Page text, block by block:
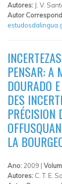
Autores: J. V.
Autor
PENSAR: A
DOURADO
DES
PRÉCISION
LA
Ano: 2009 |
Autores: C. T. E.